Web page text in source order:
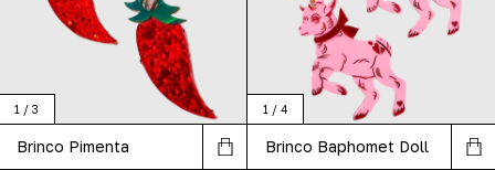
1 / 3
Brinco Pimenta
1 / 4
Brinco Baphomet Doll